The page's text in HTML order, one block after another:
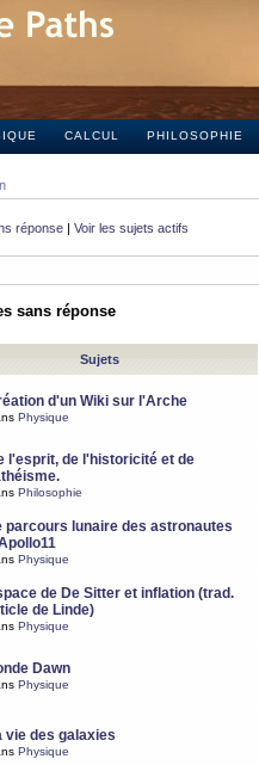
CALCUL PHILOSOPHIE
réponse | Voir les sujets actifs
sans réponse
Sujets
d'un Wiki sur l'Arche
Physique
l'esprit, de l'historicité et de
Philosophie
parcours lunaire des astronautes
Physique
de De Sitter et inflation (trad.
de Linde)
Physique
Dawn
Physique
vie des galaxies
Physique